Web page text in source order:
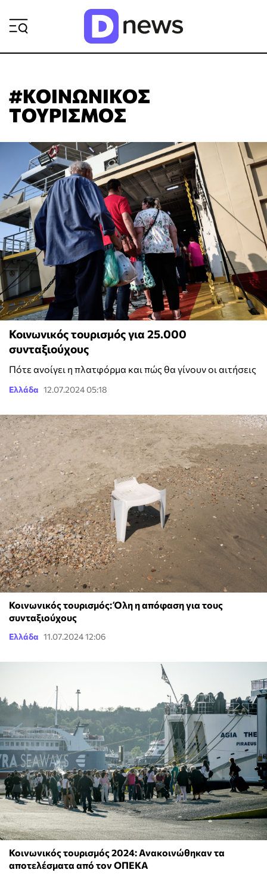
#ΚΟΙΝΩΝΙΚΟΣ
ΤΟΥΡΙΣΜΟΣ
Κοινωνικός τουρισμός για 25.000
συνταξιούχους
Πότε ανοίγει η πλατφόρμα και πώς θα γίνουν οι αιτήσεις
Ελλάδα 12.07.2024 05:18
Κοινωνικός τουρισμός: Όλη η απόφαση για τους
συνταξιούχους
Ελλάδα 11.07.2024 12:06
Κοινωνικός τουρισμός 2024: Ανακοινώθηκαν τα
αποτελέσματα από τον ΟΠΕΚΑ